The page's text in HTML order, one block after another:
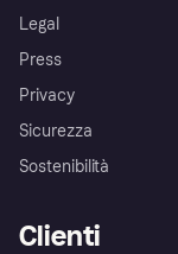
Legal
Press
Privacy
Sicurezza
Sostenibilità
Clienti